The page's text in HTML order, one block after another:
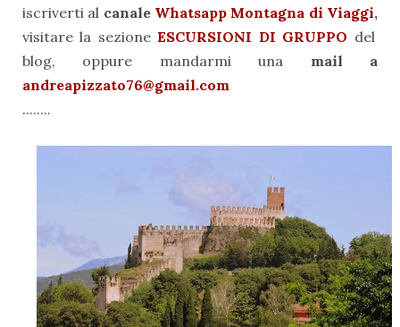
iscriverti al canale Whatsapp Montagna di Viaggi,
visitare la sezione ESCURSIONI DI GRUPPO del
blog, oppure mandarmi una mail a
andreapizzato76@gmail.com
........